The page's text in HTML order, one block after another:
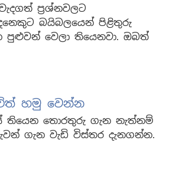
ප්‍රශ්නවලට
බයිබලයෙන් පිළිතුරු
පුළුවන් වෙලා තියෙනවා. ඔබත්
හමු වෙන්න
තියෙන තොරතුරු ගැන නැත්නම්
ගැන වැඩි විස්තර දැනගන්න.